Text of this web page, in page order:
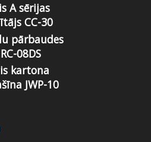
A sērijas
CC-30
pārbaudes
08DS
kartona
JWP-10